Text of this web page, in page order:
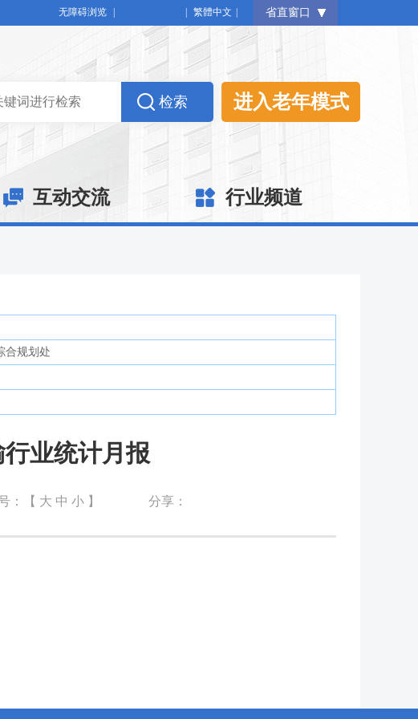
省直窗口
繁體中文
无障碍浏览
进入老年模式
互动交流 行业频道
合规划处
业统计月报
：【 大 中 小 】 分享：